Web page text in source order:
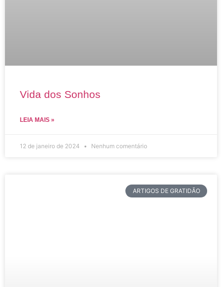
Vida dos Sonhos
LEIA MAIS »
12 de janeiro de 2024 Nenhum comentário
ARTIGOS DE GRATIDÃO